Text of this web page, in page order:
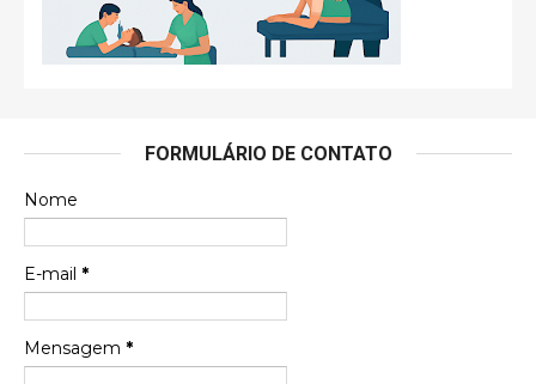
FORMULÁRIO DE CONTATO
Nome
E-mail *
Mensagem *